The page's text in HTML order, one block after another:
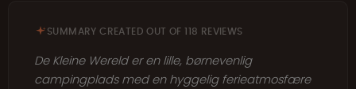
SUMMARY CREATED OUT OF 118 REVIEWS
De Kleine Wereld er en lille, børnevenlig
campingplads med en hyggelig ferieatmosfære